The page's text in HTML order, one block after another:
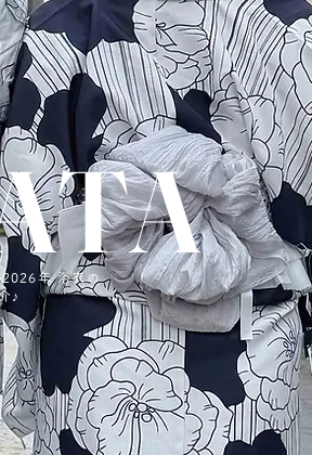
年 浴衣の
♪